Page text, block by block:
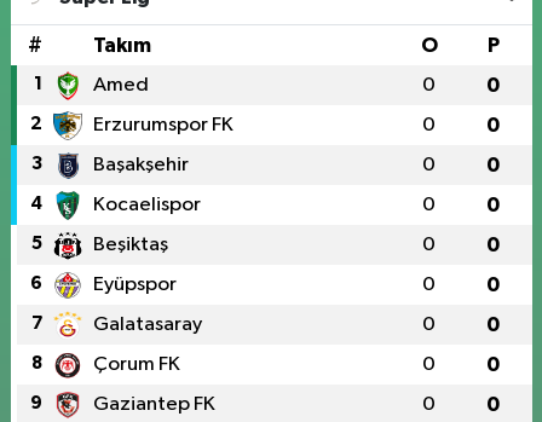
# Takım O P
1 Amed 0 0
2 Erzurumspor FK 0 0
3 Başakşehir 0 0
4 Kocaelispor 0 0
5 Beşiktaş 0 0
6 Eyüpspor 0 0
7 Galatasaray 0 0
8 Çorum FK 0 0
9 Gaziantep FK 0 0